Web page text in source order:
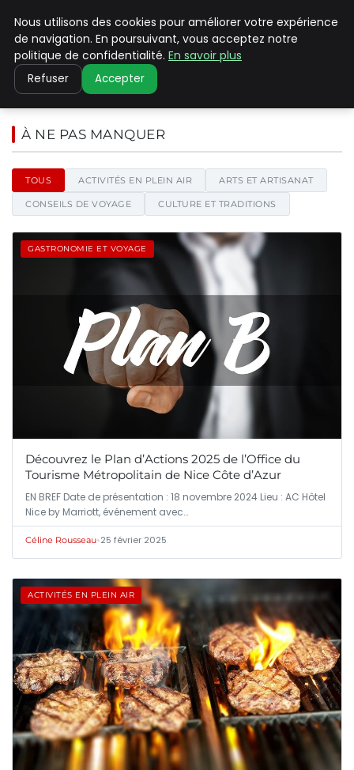
PILAT PATRIMOINES
Pilat Patrimoines - Blog
À NE PAS MANQUER
TOUS ACTIVITÉS EN PLEIN AIR ARTS ET ARTISANAT
CONSEILS DE VOYAGE CULTURE ET TRADITIONS
GASTRONOMIE ET VOYAGE
Découvrez le Plan d’Actions 2025 de l’Office du
Tourisme Métropolitain de Nice Côte d’Azur
EN BREF Date de présentation : 18 novembre 2024 Lieu : AC Hôtel
Nice by Marriott, événement avec…
Céline Rousseau•25 février 2025
ACTIVITÉS EN PLEIN AIR
Nous utilisons des cookies pour améliorer votre expérience
de navigation. En poursuivant, vous acceptez notre
politique de confidentialité. En savoir plus
Refuser Accepter